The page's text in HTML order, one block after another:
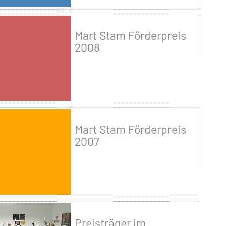
Mart Stam Förderpreis
2008
Mart Stam Förderpreis
2007
Preisträger im